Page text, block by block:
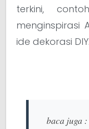
terkini,
menginspirasi
ide dekorasi DIY.
baca juga